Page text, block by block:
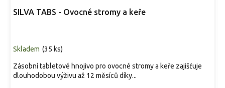
SILVA TABS - Ovocné stromy a keře
Skladem (35 ks)
Zásobní tabletové hnojivo pro ovocné stromy a keře zajišťuje
dlouhodobou výživu až 12 měsíců díky...